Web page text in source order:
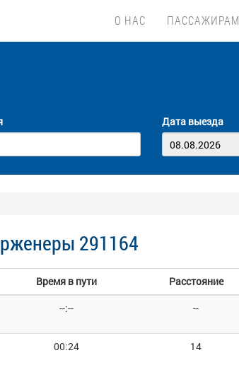
О НАС ПАССАЖИРАМ
Дата выезда
291164
Время в пути
Расстояние
--:-- --
00:24 14